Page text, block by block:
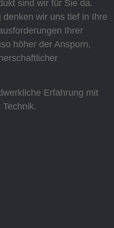
sind wir für Sie da.
wir uns tief in Ihre
Ihrer
höher der Ansporn,
Erfahrung mit